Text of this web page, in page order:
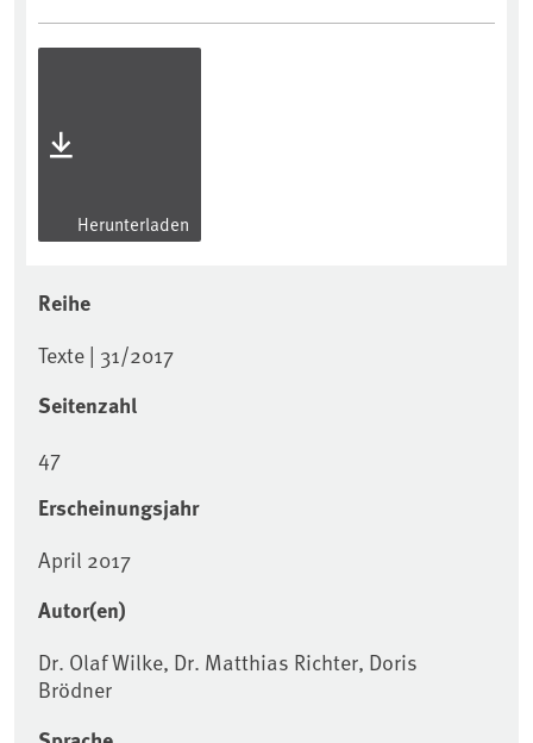
Herunterladen
Reihe
Texte | 31/2017
Seitenzahl
47
Erscheinungsjahr
April 2017
Autor(en)
Dr. Olaf Wilke, Dr. Matthias Richter, Doris
Brödner